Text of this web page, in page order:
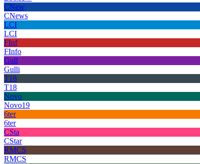
CNew
CNews
LCI
LCI
FInf
FInfo
Gull
Gulli
T18
T18
Novo
Novo19
6ter
6ter
CSta
CStar
RMCS
RMCS